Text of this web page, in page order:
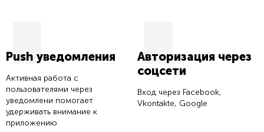
Push уведомления
Активная работа с
пользователями через
уведомлени помогает
удерживать внимание к
приложению
Авторизация через
соцсети
Вход через Facebook,
Vkontakte, Google